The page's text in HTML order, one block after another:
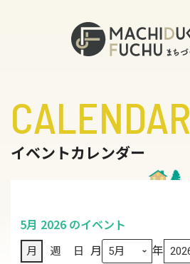
CALENDAR
イベントカレンダー
5月 2026 のイベント
月 週 日 月 年